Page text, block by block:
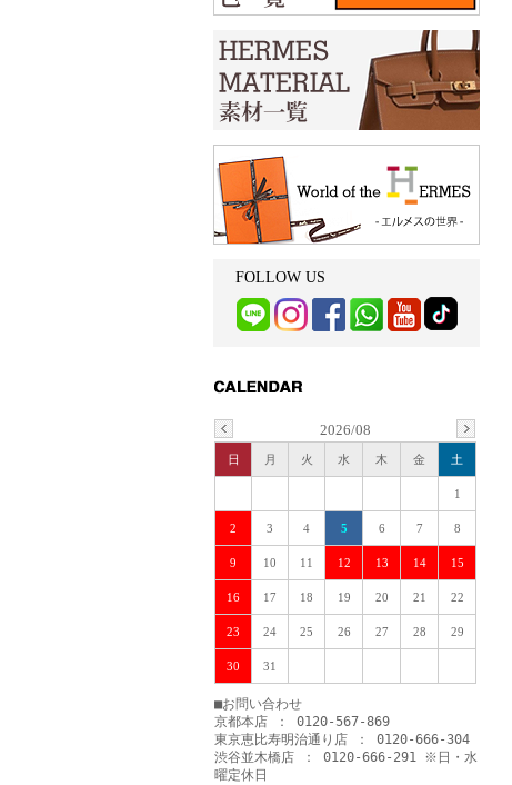
FOLLOW US
2026/08
日 月 火 水 木 金 土
1
2 3 4 5 6 7 8
9 10 11 12 13 14 15
16 17 18 19 20 21 22
23 24 25 26 27 28 29
30 31
■お問い合わせ
京都本店 ： 0120-567-869
東京恵比寿明治通り店 ： 0120-666-304
渋谷並木橋店 ： 0120-666-291 ※日・水
曜定休日